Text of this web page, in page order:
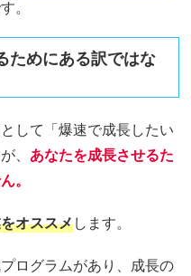
。
ためにある訳ではな
して「爆速で成長したい
、 あなたを成長させるた
。
オススメします。
ログラムがあり、成長の